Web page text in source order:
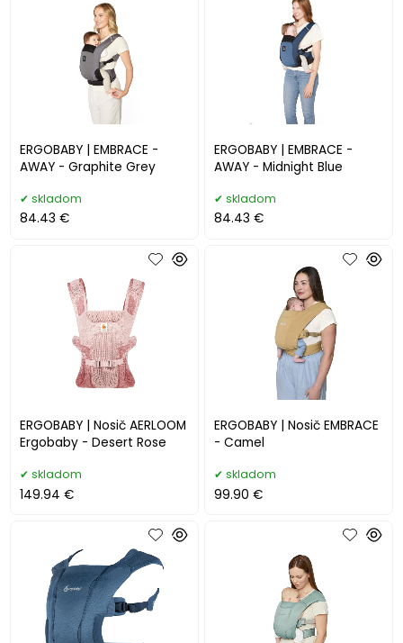
ERGOBABY | EMBRACE -
AWAY - Graphite Grey
skladom
84.43 €
ERGOBABY | EMBRACE -
AWAY - Midnight Blue
skladom
84.43 €
ERGOBABY | Nosič AERLOOM
Ergobaby - Desert Rose
skladom
149.94 €
ERGOBABY | Nosič EMBRACE
- Camel
skladom
99.90 €